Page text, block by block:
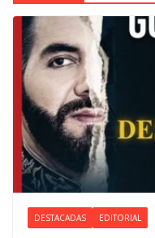
DESTACADAS EDITORIAL